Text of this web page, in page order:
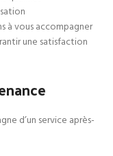
à vous accompagner
une satisfaction
d’un service après-